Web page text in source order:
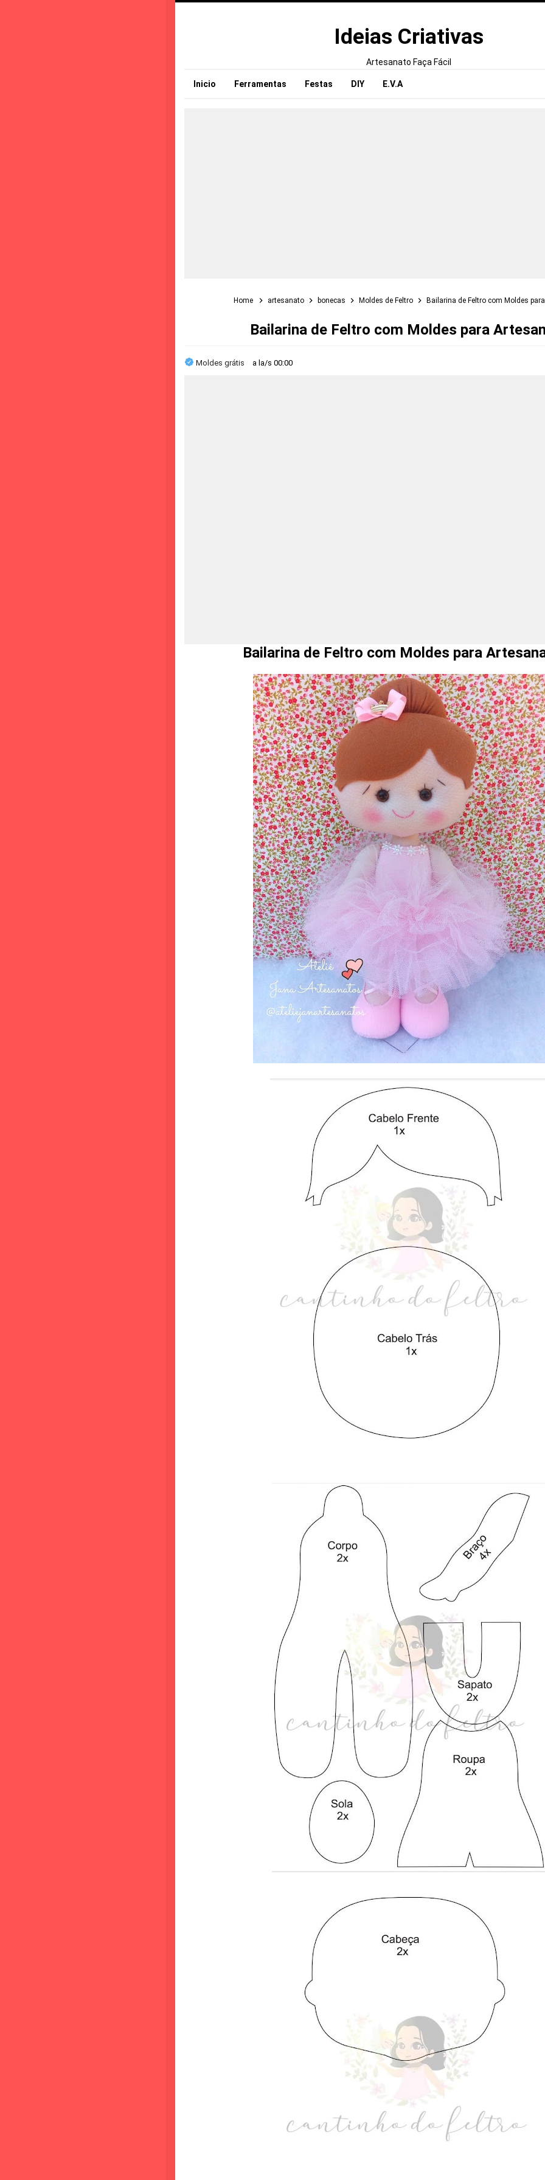
Ideias Criativas
Artesanato Faça Fácil
Inicio Ferramentas Festas DIY E.V.A
Home artesanato bonecas Moldes de Feltro Bailarina de Feltro com Moldes
Bailarina de Feltro com Moldes para
Moldes grátis a la/s 00:00
Bailarina de Feltro com Moldes para